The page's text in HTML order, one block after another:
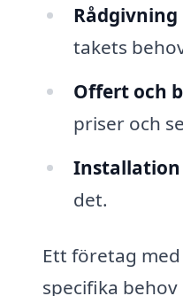
takets
Offert och
priser och
det.
Ett företag
specifika